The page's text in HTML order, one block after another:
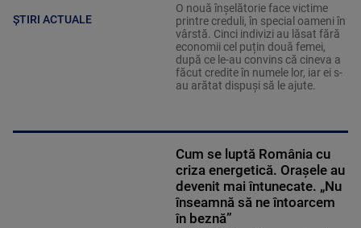
ȘTIRI ACTUALE
O nouă înșelătorie face victime
printre creduli, în special oameni în
vârstă. Cinci indivizi au lăsat fără
economii cel puțin două femei,
după ce le-au convins că cineva a
făcut credite în numele lor, iar ei s-
au arătat dispuși să le ajute.
Cum se luptă România cu
criza energetică. Orașele au
devenit mai întunecate. „Nu
înseamnă să ne întoarcem
în beznă”